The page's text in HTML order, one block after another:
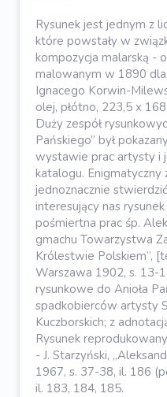
Rysunek jest jednym z
które powstały w
kompozycja malarską -
malowanym w 1890
Ignacego Korwin-
olej, płótno, 223,5 x
Duży zespół
Pańskiego” był
wystawie prac artysty i
katalogu. Enigmatyczny
jednoznacznie
interesujący nas
pośmiertna prac śp.
gmachu Towarzystwa
Królestwie Polskiem”,
Warszawa 1902, s. 13-
rysunkowe do Anioła
spadkobierców artysty
Kuczborskich; z
Rysunek
- J. Starzyński,
1967, s. 37-38, il. 186
il. 183, 184, 185.